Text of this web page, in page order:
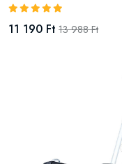
11 190 Ft 13 988 Ft